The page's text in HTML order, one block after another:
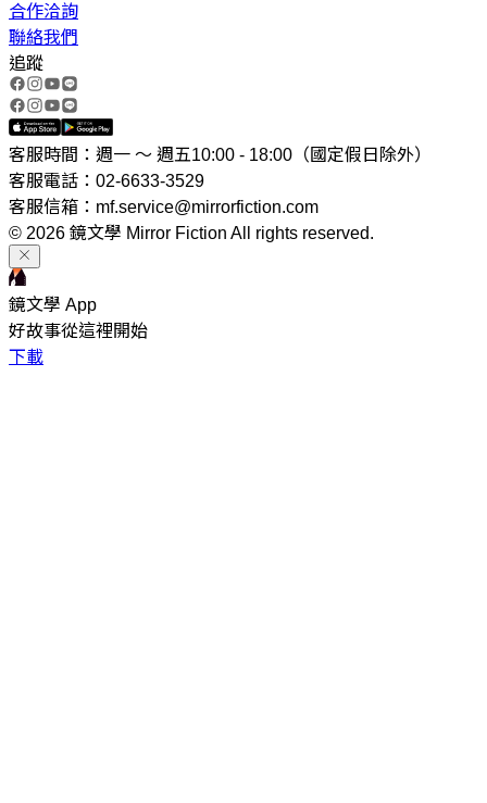
合作洽詢
聯絡我們
追蹤
客服時間：週一 ～ 週五10:00 - 18:00（國定假日除外）
客服電話：02-6633-3529
客服信箱：mf.service@mirrorfiction.com
© 2026 鏡文學 Mirror Fiction All rights reserved.
鏡文學 App
好故事從這裡開始
下載